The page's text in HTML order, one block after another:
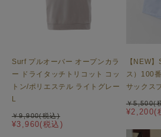
こだわりの縫製ディテール
袖下のラインをずらし、前振りの袖
きやすさとジャケット着用時のおさ
Surf プルオーバー オープンカラ
ー ドライタッチトリコット コッ
トン/ポリエステル ライトグレー
L
¥3,960(税込)
￥9,900(税込)
【NEW
ス）100
サックス
¥2,200(
￥5,500(